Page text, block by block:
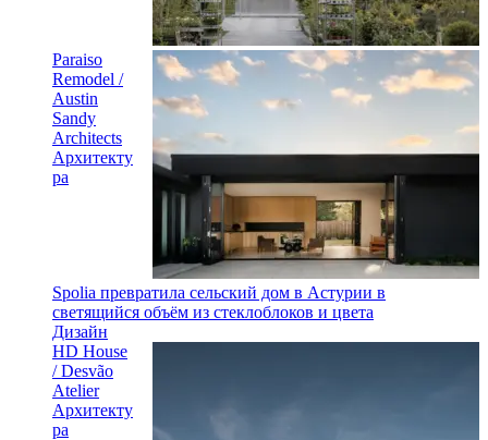
Paraiso
Remodel /
Austin
Sandy
Architects
Архитекту
ра
Spolia превратила сельский дом в Астурии в
светящийся объём из стеклоблоков и цвета
Дизайн
HD House
/ Desvão
Atelier
Архитекту
ра